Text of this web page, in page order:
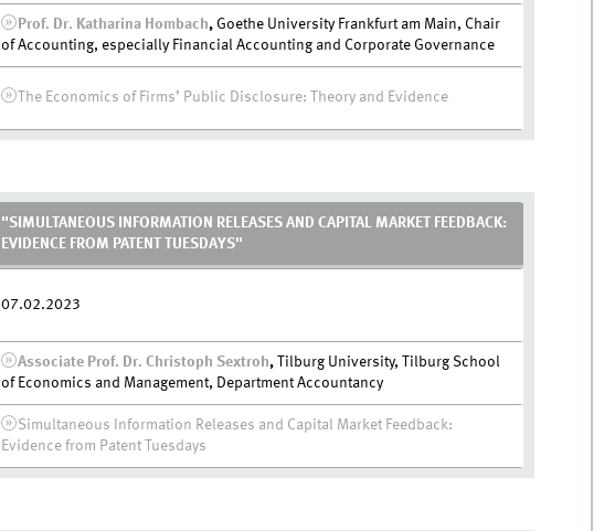
Prof. Dr. Katharina Hombach, Goethe University Frankfurt am Main, Chair
of Accounting, especially Financial Accounting and Corporate Governance
The Economics of Firms’ Public Disclosure: Theory and Evidence
"SIMULTANEOUS INFORMATION RELEASES AND CAPITAL MARKET FEEDBACK:
EVIDENCE FROM PATENT TUESDAYS"
07.02.2023
Associate Prof. Dr. Christoph Sextroh, Tilburg University, Tilburg School
of Economics and Management, Department Accountancy
Simultaneous Information Releases and Capital Market Feedback:
Evidence from Patent Tuesdays